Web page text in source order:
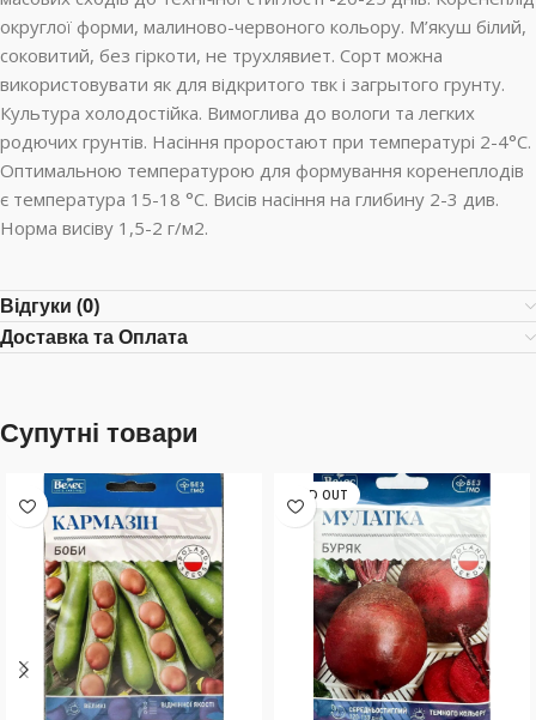
округлої форми, малиново-червоного кольору. М’якуш білий,
соковитий, без гіркоти, не трухлявиет. Сорт можна
використовувати як для відкритого твк і загрытого грунту.
Культура холодостійка. Вимоглива до вологи та легких
родючих грунтів. Насіння проростают при температурі 2-4°С.
Оптимальною температурою для формування коренеплодів
є температура 15-18 °C. Висів насіння на глибину 2-3 див.
Норма висіву 1,5-2 г/м2.
Відгуки (0)
Доставка та Оплата
Супутні товари
SOLD OUT